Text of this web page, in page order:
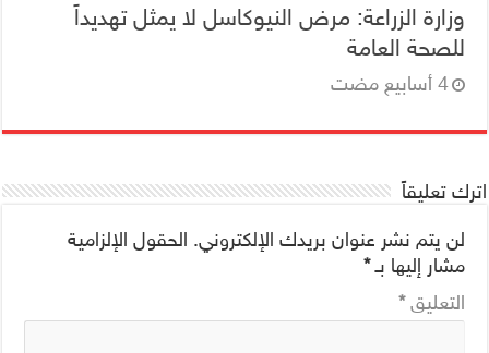
وزارة الزراعة: مرض النيوكاسل لا يمثل تهديداً
للصحة العامة
‏4 أسابيع مضت
اترك تعليقاً
لن يتم نشر عنوان بريدك الإلكتروني. الحقول الإلزامية
مشار إليها بـ*
التعليق*